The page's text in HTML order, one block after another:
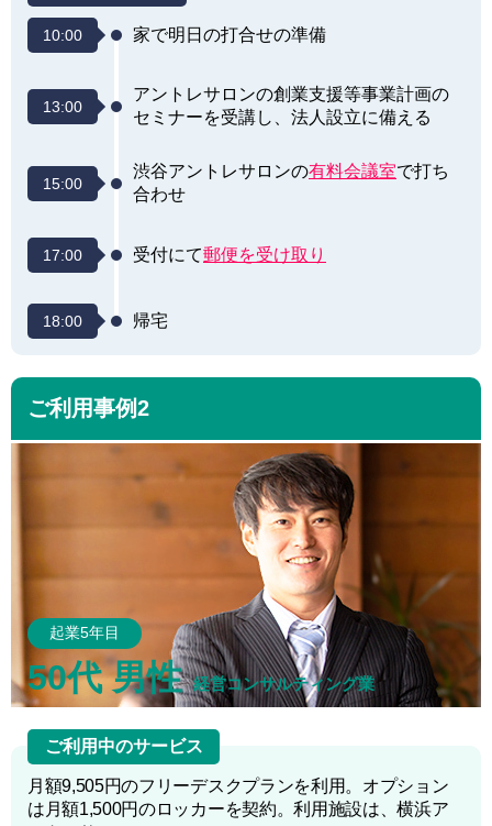
10:00 家で明日の打合せの準備
13:00
アントレサロンの創業支援等事業計画の
セミナーを受講し、法人設立に備える
15:00
渋谷アントレサロンの有料会議室で打ち
合わせ
17:00 受付にて郵便を受け取り
18:00 帰宅
ご利用事例2
起業5年目
50代 男性 経営コンサルティング業
ご利用中のサービス
月額9,505円のフリーデスクプランを利用。オプション
は月額1,500円のロッカーを契約。利用施設は、横浜ア